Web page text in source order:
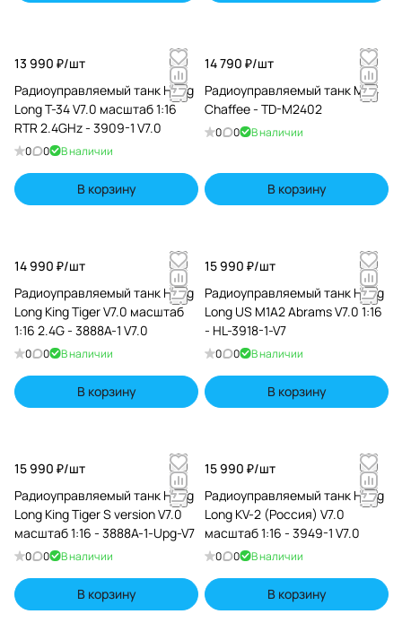
13 990 ₽/шт
Радиоуправляемый танк Heng
Long T-34 V7.0 масштаб 1:16
RTR 2.4GHz - 3909-1 V7.0
0 0 В наличии
В корзину
14 790 ₽/шт
Радиоуправляемый танк M24
Chaffee - TD-M2402
0 0 В наличии
В корзину
14 990 ₽/шт
Радиоуправляемый танк Heng
Long King Tiger V7.0 масштаб
1:16 2.4G - 3888A-1 V7.0
0 0 В наличии
В корзину
15 990 ₽/шт
Радиоуправляемый танк Heng
Long US M1A2 Abrams V7.0 1:16
- HL-3918-1-V7
0 0 В наличии
В корзину
15 990 ₽/шт
Радиоуправляемый танк Heng
Long King Tiger S version V7.0
масштаб 1:16 - 3888A-1-Upg-V7
0 0 В наличии
В корзину
15 990 ₽/шт
Радиоуправляемый танк Heng
Long KV-2 (Россия) V7.0
масштаб 1:16 - 3949-1 V7.0
0 0 В наличии
В корзину